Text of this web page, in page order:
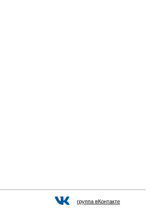
группа вКонтакте